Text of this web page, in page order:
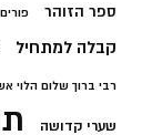
ספר הזוהר פורים
קבלה למתחיל
רבי ברוך שלום הלוי
שערי קדושה